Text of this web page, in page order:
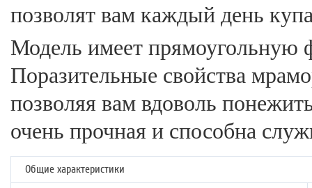
позволят вам каждый день
Модель имеет прямоугольную
Поразительные свойства
позволяя вам вдоволь
очень прочная и способна
Общие характеристики